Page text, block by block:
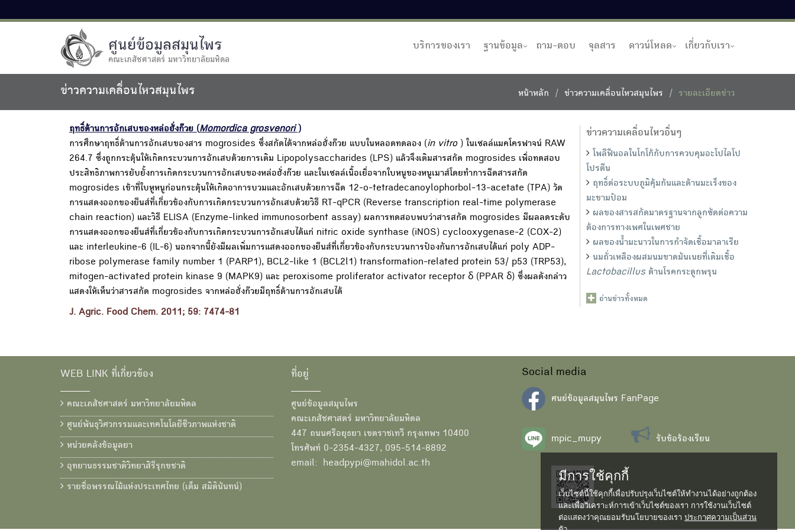
ศูนย์ข้อมูลสมุนไพร
คณะเภสัชศาสตร์ มหาวิทยาลัยมหิดล
บริการของเรา ฐานข้อมูล ถาม-ตอบ จุลสาร ดาวน์โหลด เกี่ยวกับเรา
ข่าวความเคลื่อนไหวสมุนไพร หน้าหลัก ข่าวความเคลื่อนไหวสมุนไพร รายละเอียดข่าว
ฤทธิ์ต้านการอักเสบของหล่อฮั่งก๊วย (Momordica grosvenori)
การศึกษาฤทธิ์ต้านการอักเสบของสาร mogrosides ซึ่งสกัดได้จากหล่อฮั่งก๊วย แบบในหลอดทดลอง (in vitro) ในเซลล์แมคโครฟาจน์ RAW
264.7 ซึ่งถูกกระตุ้นให้เกิดกระบวนการอักเสบด้วยการเติม Lipopolysaccharides (LPS) แล้วจึงเติมสารสกัด mogrosides เพื่อทดสอบ
ประสิทธิภาพการยับยั้งการเกิดกระบวนการอักเสบของหล่อฮั่งก๊วย และในเซลล์เนื้อเยื่อจากใบหนูของหนูเมาส์โดยทำการฉีดสารสกัด
mogrosides เข้าที่ใบหูหนูก่อนกระตุ้นให้เกิดอาการบวมและอักเสบด้วยการฉีด 12-o-tetradecanoylophorbol-13-acetate (TPA) วัด
การแสดงออกของยีนส์ที่เกี่ยวข้องกับการเกิดกระบวนการอักเสบด้วยวิธี RT-qPCR (Reverse transcription real-time polymerase
chain reaction) และวิธี ELISA (Enzyme-linked immunosorbent assay) ผลการทดสอบพบว่าสารสกัด mogrosides มีผลลดระดับ
การแสดงออกของยีนส์ที่เกี่ยวข้องกับการเกิดกระบวนการอักเสบได้แก่ nitric oxide synthase (iNOS) cyclooxygenase-2 (COX-2)
และ interleukine-6 (IL-6) นอกจากนี้ยังมีผลเพิ่มการแสดงออกของยีนส์ที่เกี่ยวข้องกับกระบวนการป้องกันการอักเสบได้แก่ poly ADP-
ribose polymerase family number 1 (PARP1), BCL2-like 1 (BCL2l1) transformation-related protein 53/ p53 (TRP53),
mitogen-activated protein kinase 9 (MAPK9) และ peroxisome proliferator activator receptor δ (PPAR δ) ซึ่งผลดังกล่าว
แสดงให้เห็นว่าสารสกัด mogrosides จากหล่อฮั่งก๊วยมีฤทธิ์ต้านการอักเสบได้
J. Agric. Food Chem. 2011; 59: 7474-81
ข่าวความเคลื่อนไหวอื่นๆ
โพลีฟีนอลในโกโก้กับการควบคุมอะโปไลโป
โปรตีน
ฤทธิ์ต่อระบบภูมิคุ้มกันและต้านมะเร็งของ
มะขามป้อม
ผลของสารสกัดมาตรฐานจากลูกซัดต่อความ
ต้องการทางเพศในเพศชาย
ผลของน้ำมะนาวในการกำจัดเชื้อมาลาเรีย
นมถั่วเหลืองผสมนมขาดมันเนยที่เติมเชื้อ
Lactobacillusต้านโรคกระดูกพรุน
อ่านข่าวทั้งหมด
WEB LINK ที่เกี่ยวข้อง
คณะเภสัชศาสตร์ มหาวิทยาลัยมหิดล
ศูนย์พันธุวิศวกรรมและเทคโนโลยีชีวภาพแห่งชาติ
หน่วยคลังข้อมูลยา
อุทยานธรรมชาติวิทยาสิรีรุกขชาติ
รายชื่อพรรณไม้แห่งประเทศไทย (เต็ม สมิตินันทน์)
ที่อยู่
ศูนย์ข้อมูลสมุนไพร
คณะเภสัชศาสตร์ มหาวิทยาลัยมหิดล
447 ถนนศรีอยุธยา เขตราชเทวี กรุงเทพฯ 10400
โทรศัพท์ 0-2354-4327, 095-514-8892
email: headpypi@mahidol.ac.th
Social media
ศนย์ข้อมูลสมุนไพร FanPage
mpic_mupy รับข้อร้องเรียน
มีการใช้คุกกี้
เว็บไซต์นี้ใช้คุกกี้เพื่อปรับปรุงเว็บไซต์ให้ทำงานได้อย่างถูกต้อง
และเพื่อวิเคราะห์การเข้าเว็บไซต์ของเรา การใช้งานเว็บไซต์
ต่อแสดงว่าคุณยอมรับนโยบายของเรา ประกาศความเป็นส่วน